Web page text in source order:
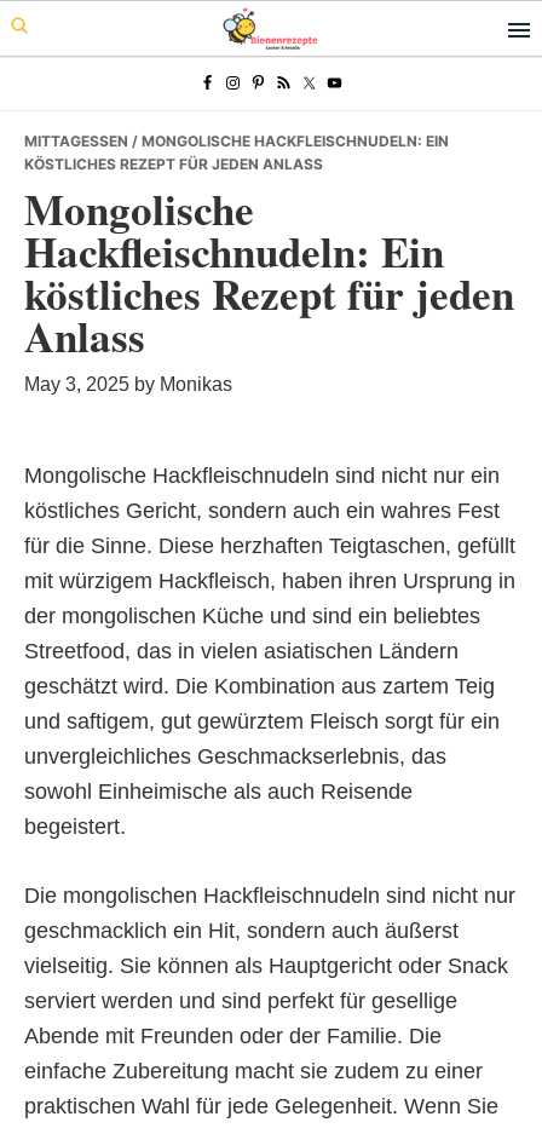
Skip
to
Skip
to
Skip
to
MITTAGESSEN / MONGOLISCHE HACKFLEISCHNUDELN: EIN
KÖSTLICHES REZEPT FÜR JEDEN ANLASS
Mongolische
Hackfleischnudeln: Ein
köstliches Rezept für jeden
Anlass
May 3, 2025 by Monikas
Mongolische Hackfleischnudeln sind nicht nur ein
köstliches Gericht, sondern auch ein wahres Fest
für die Sinne. Diese herzhaften Teigtaschen, gefüllt
mit würzigem Hackfleisch, haben ihren Ursprung in
der mongolischen Küche und sind ein beliebtes
Streetfood, das in vielen asiatischen Ländern
geschätzt wird. Die Kombination aus zartem Teig
und saftigem, gut gewürztem Fleisch sorgt für ein
unvergleichliches Geschmackserlebnis, das
sowohl Einheimische als auch Reisende
begeistert.
Die mongolischen Hackfleischnudeln sind nicht nur
geschmacklich ein Hit, sondern auch äußerst
vielseitig. Sie können als Hauptgericht oder Snack
serviert werden und sind perfekt für gesellige
Abende mit Freunden oder der Familie. Die
einfache Zubereitung macht sie zudem zu einer
praktischen Wahl für jede Gelegenheit. Wenn Sie